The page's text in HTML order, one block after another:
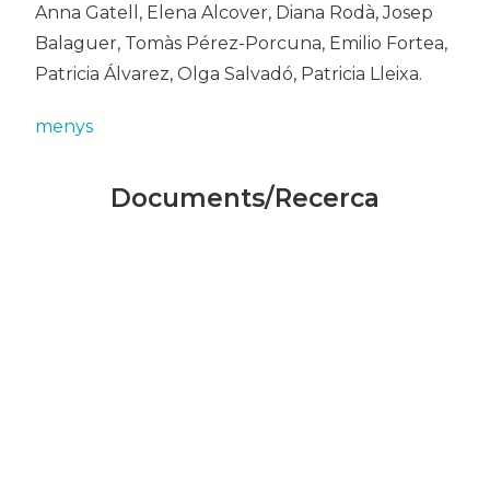
Anna Gatell, Elena Alcover, Diana Rodà, Josep
Balaguer, Tomàs Pérez-Porcuna, Emilio Fortea,
Patricia Álvarez, Olga Salvadó, Patricia Lleixa.
menys
Documents/Recerca